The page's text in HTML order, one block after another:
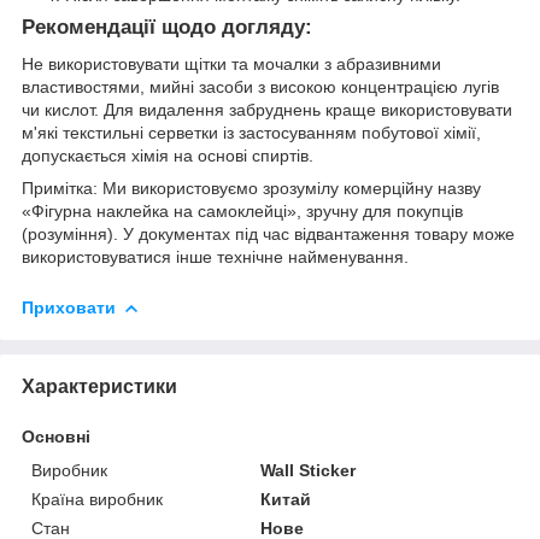
Рекомендації щодо догляду:
Не використовувати щітки та мочалки з абразивними
властивостями, мийні засоби з високою концентрацією лугів
чи кислот. Для видалення забруднень краще використовувати
м'які текстильні серветки із застосуванням побутової хімії,
допускається хімія на основі спиртів.
Примітка: Ми використовуємо зрозумілу комерційну назву
«Фігурна наклейка на самоклейці», зручну для покупців
(розуміння). У документах під час відвантаження товару може
використовуватися інше технічне найменування.
Приховати
Характеристики
Основні
Виробник
Wall Sticker
Країна виробник
Китай
Стан
Нове